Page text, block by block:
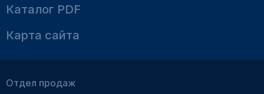
Каталог PDF
Карта сайта
Отдел продаж